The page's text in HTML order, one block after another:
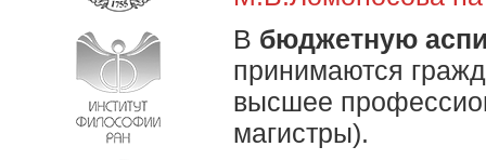
В бюджетную
принимаются
высшее
магистры).